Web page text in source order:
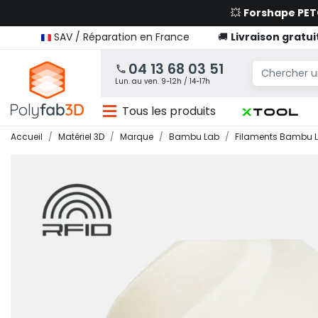
💥 Forshape
SAV / Réparation en France
🚚 Livraison
04 13 68 03 51
Lun. au ven. 9-12h / 14-17h
Tous les produits
Accueil Matériel 3D Marque Bambu Lab Filaments Bambu